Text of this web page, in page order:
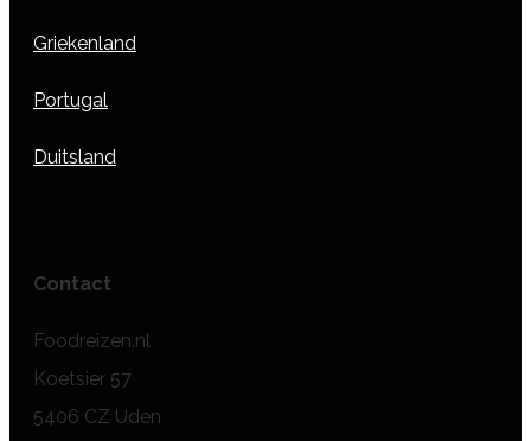
Griekenland
Portugal
Duitsland
Contact
Foodreizen.nl
Koetsier 57
5406 CZ Uden